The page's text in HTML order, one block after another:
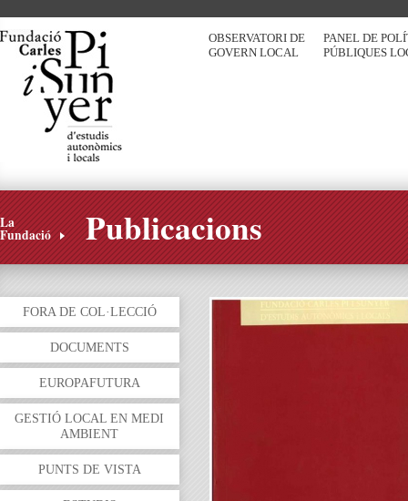
PANEL DE
PÚBLIQUES
OBSERVATORI DE
GOVERN LOCAL
La
Fundació Publicacions
FORA DE COL·LECCIÓ
DOCUMENTS
EUROPAFUTURA
GESTIÓ LOCAL EN MEDI
AMBIENT
PUNTS DE VISTA